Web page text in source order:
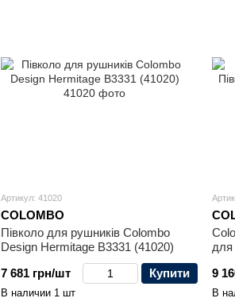
Артикул: 41020
COLOMBO
Півколо для рушників Colombo
Design Hermitage B3331 (41020)
7 681 грн/шт
Купити
В наличии 1 шт
для
9
В